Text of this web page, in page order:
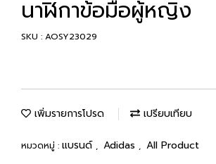
นาฬิกาข้อมือผู้หญิง
SKU : AOSY23029
เพิ่มรายการโปรด เปรียบเทียบ
หมวดหมู่ : แบรนด์ , Adidas , All Product